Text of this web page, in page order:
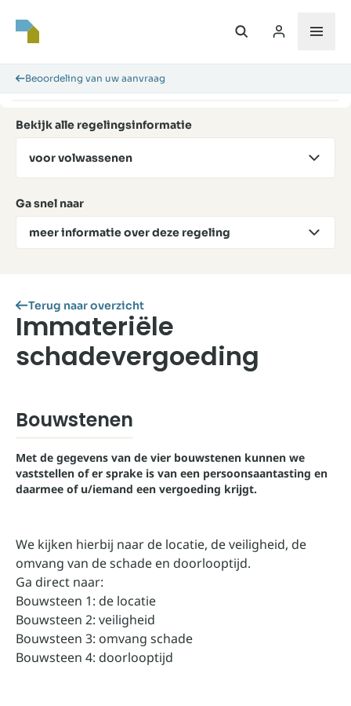
Beoordeling van uw aanvraag
Bekijk alle regelingsinformatie
voor volwassenen
Ga snel naar
meer informatie over deze regeling
Terug naar overzicht
Immateriële
schadevergoeding
Bouwstenen
Met de gegevens van de vier bouwstenen kunnen we
vaststellen of er sprake is van een persoonsaantasting en
daarmee of u/iemand een vergoeding krijgt.
We kijken hierbij naar de locatie, de veiligheid, de
omvang van de schade en doorlooptijd.
Ga direct naar:
Bouwsteen 1: de locatie
Bouwsteen 2: veiligheid
Bouwsteen 3: omvang schade
Bouwsteen 4: doorlooptijd